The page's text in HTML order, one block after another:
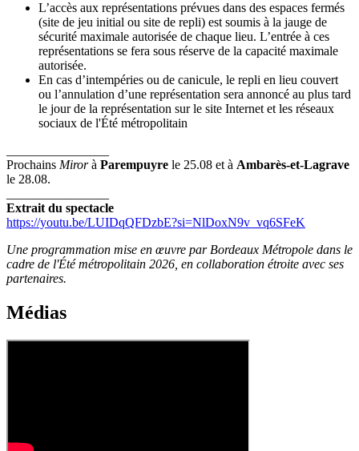
L’accès aux représentations prévues dans des espaces fermés
(site de jeu initial ou site de repli) est soumis à la jauge de
sécurité maximale autorisée de chaque lieu. L’entrée à ces
représentations se fera sous réserve de la capacité maximale
autorisée.
En cas d’intempéries ou de canicule, le repli en lieu couvert
ou l’annulation d’une représentation sera annoncé au plus tard
le jour de la représentation sur le site Internet et les réseaux
sociaux de l'Été métropolitain
Prochains Mirorà Parempuyre le 25.08 et à Ambarès-et-Lagrave
le 28.08.
Extrait du spectacle
https://youtu.be/LUIDqQFDzbE?si=NlDoxN9v_vq6SFeK
Une programmation mise en œuvre par Bordeaux Métropole dans le
cadre de l'Été métropolitain 2026, en collaboration étroite avec ses
partenaires.
Médias